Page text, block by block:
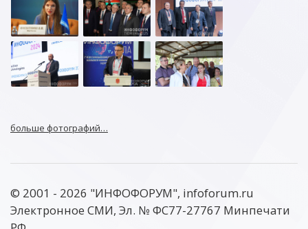
больше фотографий…
© 2001 - 2026 "ИНФОФОРУМ", infoforum.ru
Электронное СМИ, Эл. № ФС77-27767 Минпечати